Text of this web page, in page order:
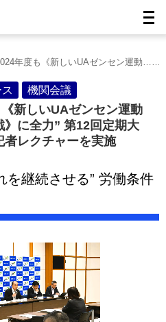
年度も《新しいUAゼンセン運動……
機関会議
新しいUAゼンセン運動
》に全力” 第12回定期大
者レクチャーを実施
を継続させる” 労働条件